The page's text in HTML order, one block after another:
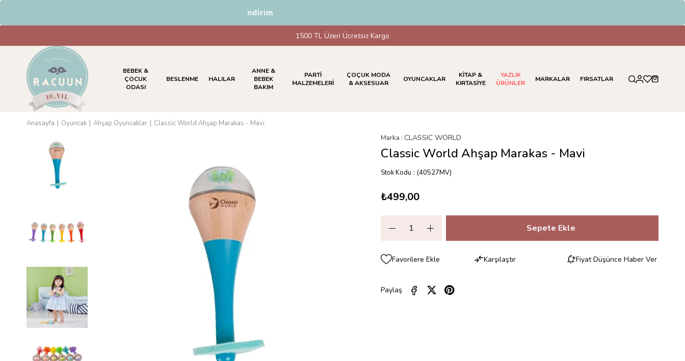
HAVALE & EFT Ödemelerinde %5 İndirim
1500 TL Üzeri Ücretsiz Kargo
BEBEK &
ÇOCUK
ODASI
BESLENME HALILAR
ANNE &
BEBEK
BAKIM
PARTİ
MALZEMELERİ
ÇOÇUK MODA
& AKSESUAR
OYUNCAKLAR
KİTAP &
KIRTASİYE
YAZLIK
ÜRÜNLER
MARKALAR FIRSATLAR
Anasayfa Oyuncak Ahşap Oyuncaklar Classic World Ahşap Marakas - Mavi
Marka : CLASSIC WORLD
Classic World Ahşap Marakas - Mavi
Stok Kodu (40527MV)
₺499,00
Favorilere Ekle Karşılaştır Fiyat Düşünce Haber Ver
Paylaş